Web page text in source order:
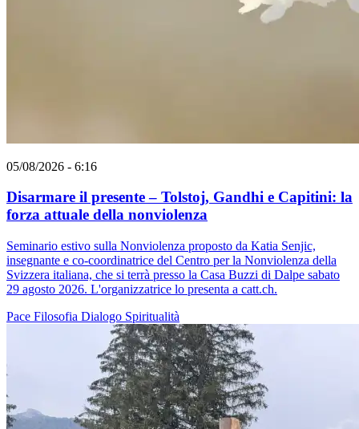
05/08/2026 - 6:16
Disarmare il presente – Tolstoj, Gandhi e Capitini: la
forza attuale della nonviolenza
Seminario estivo sulla Nonviolenza proposto da Katia Senjic,
insegnante e co-coordinatrice del Centro per la Nonviolenza della
Svizzera italiana, che si terrà presso la Casa Buzzi di Dalpe sabato
29 agosto 2026. L'organizzatrice lo presenta a catt.ch.
Pace Filosofia Dialogo Spiritualità